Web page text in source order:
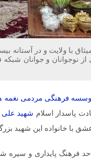
با ولایت و در
نوجوانان و جوانان
فرهنگی مردمی
پاسدار اسلام شهید
با خانواده این شهید
فرهنگ پایداری و